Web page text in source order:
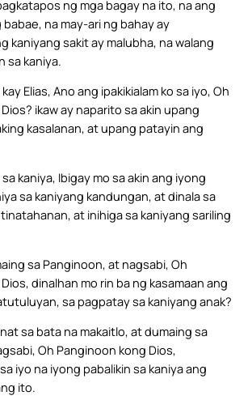
ng mga bagay na ito, na ang
babae, na may-ari ng bahay ay
kaniyang sakit ay malubha, na walang
sa kaniya.
Elias, Ano ang ipakikialam ko sa iyo, Oh
ikaw ay naparito sa akin upang
kasalanan, at upang patayin ang
kaniya, Ibigay mo sa akin ang iyong
sa kaniyang kandungan, at dinala sa
at inihiga sa kaniyang sariling
sa Panginoon, at nagsabi, Oh
dinalhan mo rin ba ng kasamaan ang
sa pagpatay sa kaniyang anak?
sa bata na makaitlo, at dumaing sa
Oh Panginoon kong Dios,
iyo na iyong pabalikin sa kaniya ang
ito.